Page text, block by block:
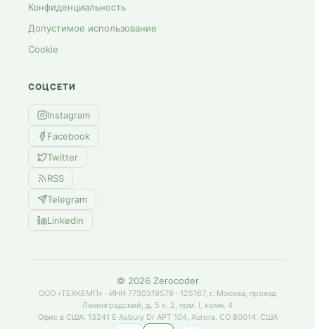
Конфиденциальность
Допустимое использование
Cookie
СОЦСЕТИ
Instagram
Facebook
Twitter
RSS
Telegram
Linkedin
© 2026 Zerocoder
ООО «ТЕХКЕМП» · ИНН 7730319579 · 125167, г. Москва, проезд
Ленинградский, д. 5 к. 2, пом. I, комн. 4
Офис в США: 13241 E Asbury Dr APT 104, Aurora, CO 80014, США